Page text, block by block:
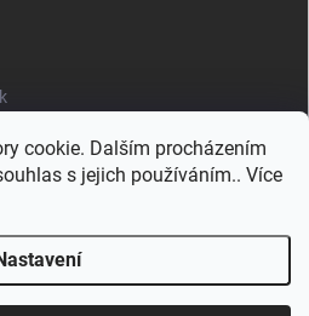
cookie. Dalším procházením
s jejich používáním.. Více
. Všechna práva vyhrazena.Upravit